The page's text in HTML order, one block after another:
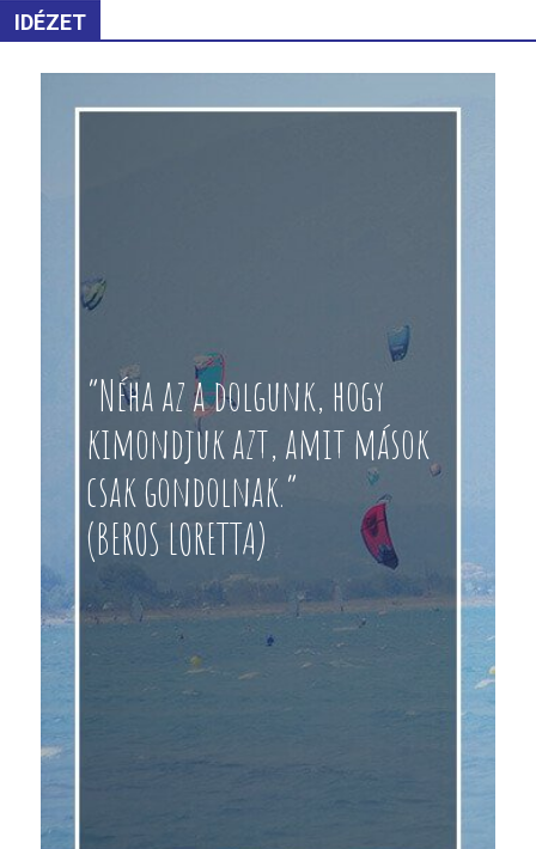
IDÉZET
“Néha az a dolgunk, hogy
kimondjuk azt, amit mások
csak gondolnak.”
(BEROS LORETTA)